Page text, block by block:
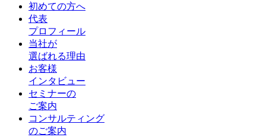
初めての方へ
代表
プロフィール
当社が
選ばれる理由
お客様
インタビュー
セミナーの
ご案内
コンサルティング
のご案内